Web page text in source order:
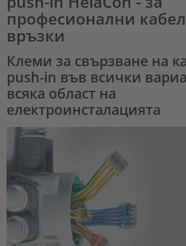
професионални
връзки
Клеми за свързване на
push-in във всички
всяка област на
електроинсталацията